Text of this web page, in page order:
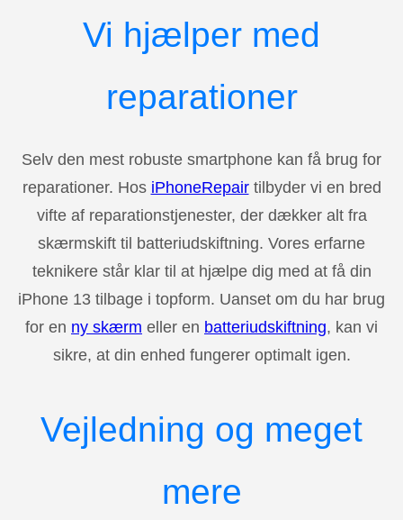
Vi hjælper med
reparationer
Selv den mest robuste smartphone kan få brug for
reparationer. Hos iPhoneRepairtilbyder vi en bred
vifte af reparationstjenester, der dækker alt fra
skærmskift til batteriudskiftning. Vores erfarne
teknikere står klar til at hjælpe dig med at få din
iPhone 13 tilbage i topform. Uanset om du har brug
for en ny skærm eller en batteriudskiftning, kan vi
sikre, at din enhed fungerer optimalt igen.
Vejledning og meget
mere